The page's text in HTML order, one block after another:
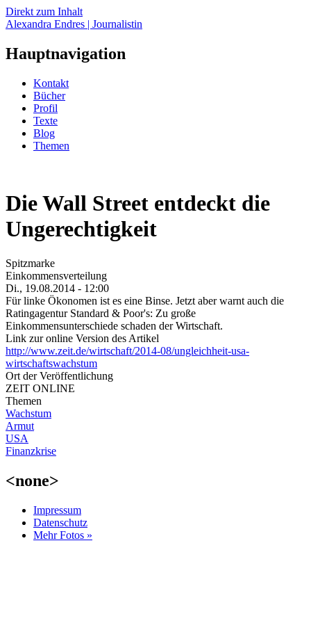
Direkt zum Inhalt
Alexandra Endres | Journalistin
Hauptnavigation
Kontakt
Bücher
Profil
Texte
Blog
Themen
Die Wall Street entdeckt die
Ungerechtigkeit
Spitzmarke
Einkommensverteilung
Di., 19.08.2014 - 12:00
Für linke Ökonomen ist es eine Binse. Jetzt aber warnt auch die
Ratingagentur Standard & Poor's: Zu große
Einkommensunterschiede schaden der Wirtschaft.
Link zur online Version des Artikel
http://www.zeit.de/wirtschaft/2014-08/ungleichheit-usa-
wirtschaftswachstum
Ort der Veröffentlichung
ZEIT ONLINE
Themen
Wachstum
Armut
USA
Finanzkrise
<none>
Impressum
Datenschutz
Mehr Fotos »